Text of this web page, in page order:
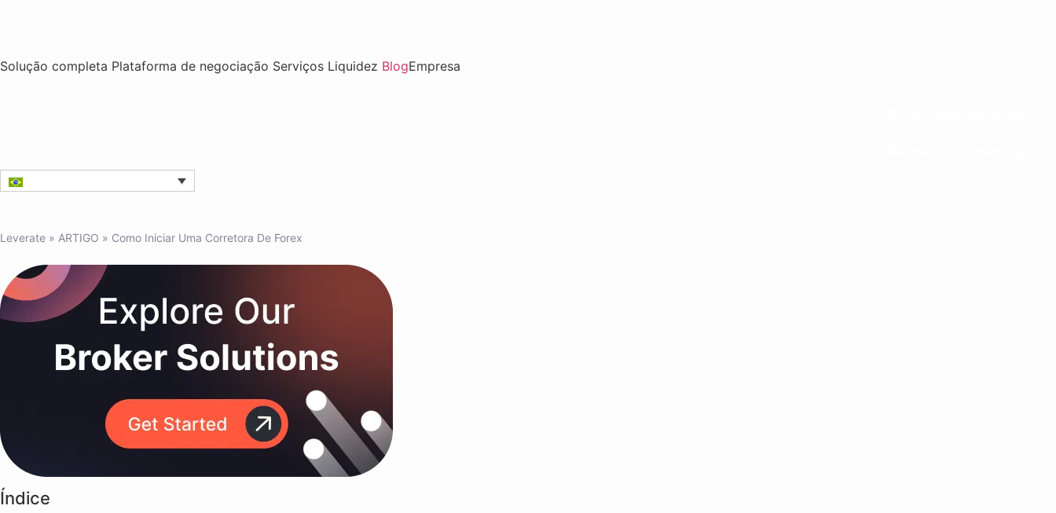
Solução completa Plataforma de negociação Serviços Liquidez BlogEmpresa
Leverate » ARTIGO » Como Iniciar Uma Corretora De Forex
Índice